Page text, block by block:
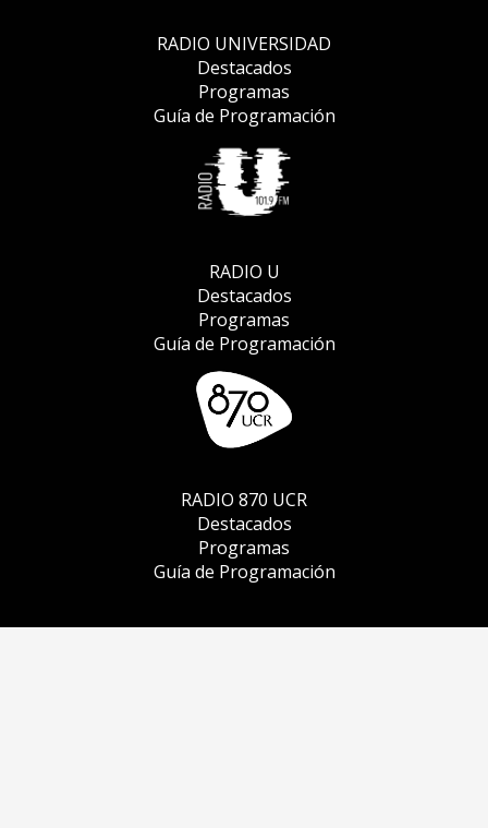
RADIO UNIVERSIDAD
Destacados
Programas
Guía de Programación
RADIO U
Destacados
Programas
Guía de Programación
RADIO 870 UCR
Destacados
Programas
Guía de Programación